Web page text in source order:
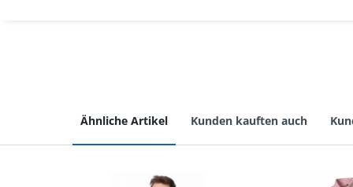
Ähnliche Artikel Kunden kauften auch